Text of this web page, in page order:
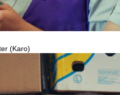
(Karo)